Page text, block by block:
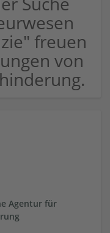
freuen
von
Agentur für